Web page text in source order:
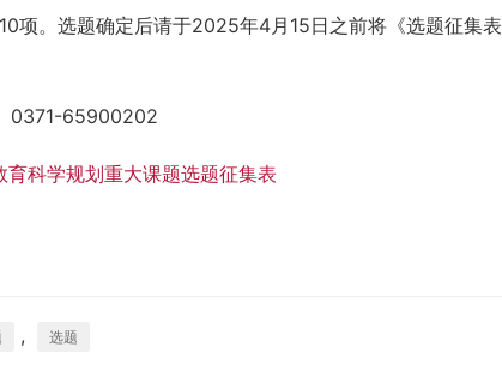
项。选题确定后请于2025年4月15日之前将《选题征集
0371-65900202
科学规划重大课题选题征集表
, 选题